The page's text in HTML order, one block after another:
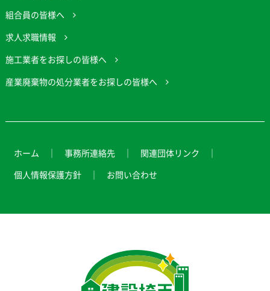
組合員の皆様へ
求人求職情報
施工業者をお探しの皆様へ
産業廃棄物の処分業者をお探しの皆様へ
ホーム 事務所連絡先
関連団体リンク
個人情報保護方針
お問い合わせ